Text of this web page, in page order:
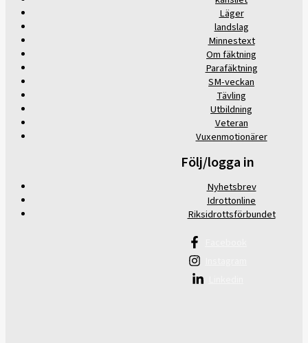
Läger
landslag
Minnestext
Om fäktning
Parafäktning
SM-veckan
Tävling
Utbildning
Veteran
Vuxenmotionärer
Följ/logga in
Nyhetsbrev
Idrottonline
Riksidrottsförbundet